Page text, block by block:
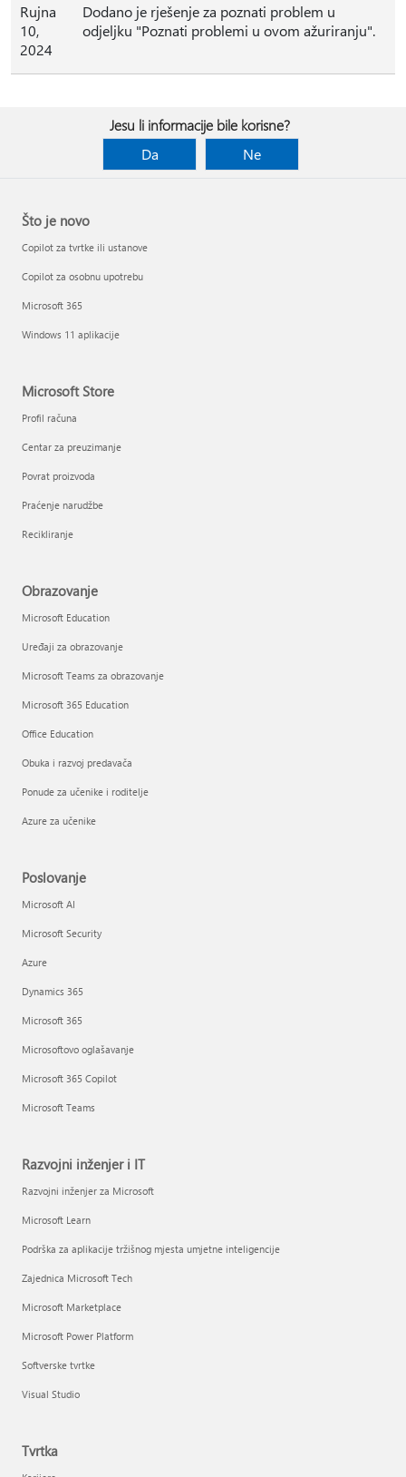
Rujna
10,
2024
Dodano je rješenje za poznati problem u
odjeljku "Poznati problemi u ovom ažuriranju".
Jesu li informacije bile korisne?
Da
Ne
Što je novo
Copilot za tvrtke ili ustanove
Copilot za osobnu upotrebu
Microsoft 365
Windows 11 aplikacije
Microsoft Store
Profil računa
Centar za preuzimanje
Povrat proizvoda
Praćenje narudžbe
Recikliranje
Obrazovanje
Microsoft Education
Uređaji za obrazovanje
Microsoft Teams za obrazovanje
Microsoft 365 Education
Office Education
Obuka i razvoj predavača
Ponude za učenike i roditelje
Azure za učenike
Poslovanje
Microsoft AI
Microsoft Security
Azure
Dynamics 365
Microsoft 365
Microsoftovo oglašavanje
Microsoft 365 Copilot
Microsoft Teams
Razvojni inženjer i IT
Razvojni inženjer za Microsoft
Microsoft Learn
Podrška za aplikacije tržišnog mjesta umjetne inteligencije
Zajednica Microsoft Tech
Microsoft Marketplace
Microsoft Power Platform
Softverske tvrtke
Visual Studio
Tvrtka